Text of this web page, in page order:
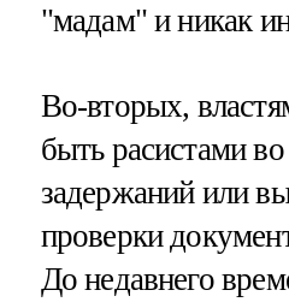
"мадам" и никак
Во-вторых,
быть расистами
задержаний или
проверки
До недавнего